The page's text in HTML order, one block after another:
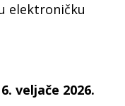
elektroničku
veljače 2026.